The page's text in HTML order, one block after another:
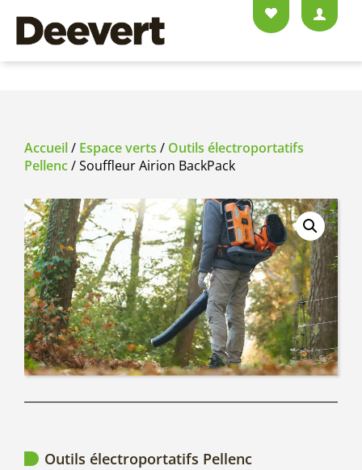
Accueil/ Espace verts / Outils électroportatifs
Pellenc/ Souffleur Airion BackPack
Outils électroportatifs Pellenc